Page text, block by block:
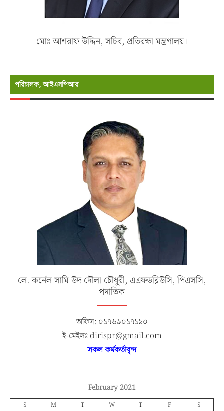
মোঃ আশরাফ উদ্দিন, সচিব, প্রতিরক্ষা মন্ত্রণালয়।
পরিচালক, আইএসপিআর
লে. কর্নেল সামি উদ দৌলা চৌধুরী, এএফডব্লিউসি, পিএসসি,
পদাতিক
অফিস: ০১৭৬৯০১৭১৯০
ই-মেইলঃ dirispr@gmail.com
সকল কর্মকর্তাবৃন্দ
February 2021
S M T W T F S